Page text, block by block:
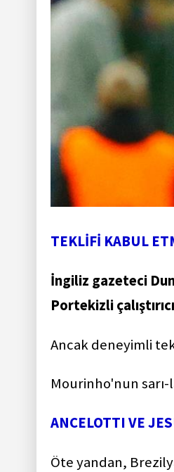
TEKLİFİ KABUL
İngiliz gazeteci
Portekizli
Ancak deneyimli
Mourinho'nun
ANCELOTTI VE
Öte yandan,